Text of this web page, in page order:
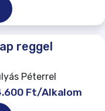
reggel
Péterrel
Ft/Alkalom